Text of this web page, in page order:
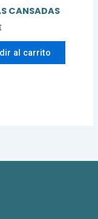
CANSADAS
al carrito